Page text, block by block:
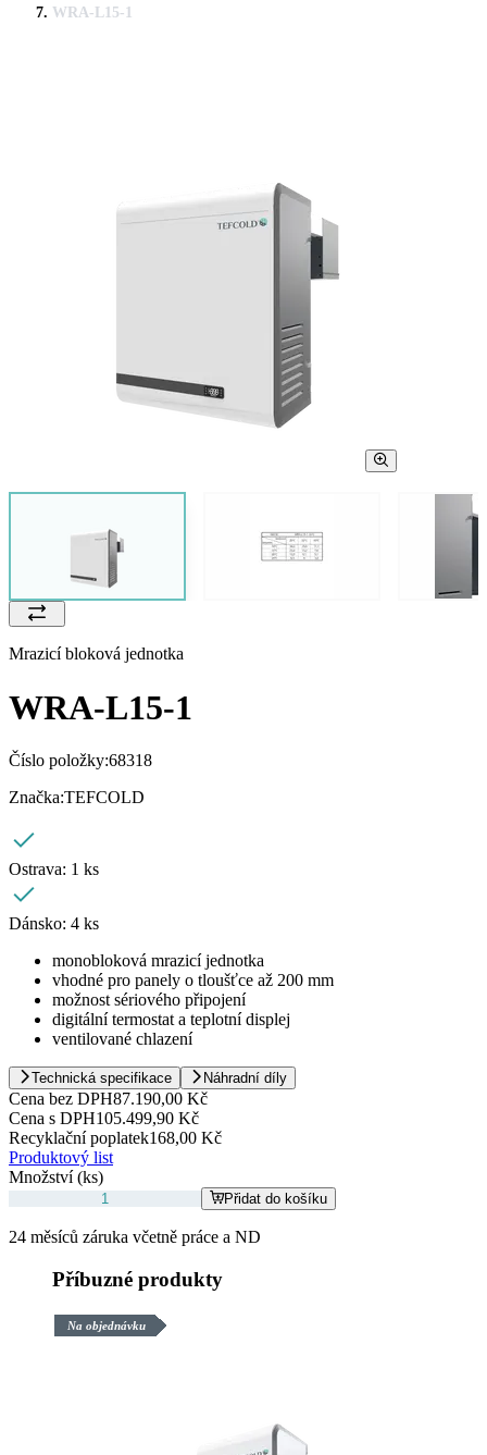
WRA-L15-1
Mrazicí bloková jednotka
WRA-L15-1
Číslo položky:68318
Značka:TEFCOLD
Ostrava: 1 ks
Dánsko: 4 ks
monobloková mrazicí jednotka
vhodné pro panely o tloušťce až 200 mm
možnost sériového připojení
digitální termostat a teplotní displej
ventilované chlazení
Technická specifikace Náhradní díly
Cena bez DPH87.190,00 Kč
Cena s DPH105.499,90 Kč
Recyklační poplatek168,00 Kč
Produktový list
Množství (ks)
Přidat do košíku
24 měsíců záruka včetně práce a ND
Příbuzné produkty
Na objednávku